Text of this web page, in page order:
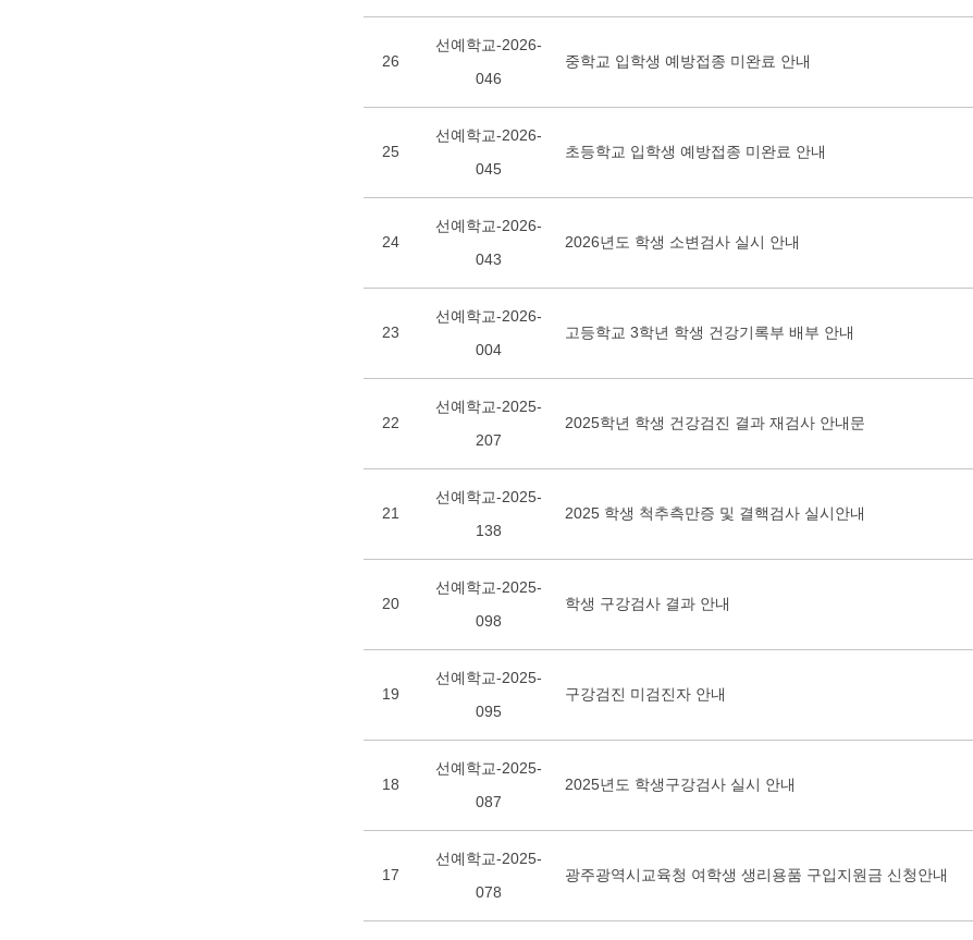
26
선예학교-2026-
046
중학교 입학생 예방접종 미완료 안내
25
선예학교-2026-
045
초등학교 입학생 예방접종 미완료 안내
24
선예학교-2026-
043
2026년도 학생 소변검사 실시 안내
23
선예학교-2026-
004
고등학교 3학년 학생 건강기록부 배부 안내
22
선예학교-2025-
207
2025학년 학생 건강검진 결과 재검사 안내문
21
선예학교-2025-
138
2025 학생 척추측만증 및 결핵검사 실시안내
20
선예학교-2025-
098
학생 구강검사 결과 안내
19
선예학교-2025-
095
구강검진 미검진자 안내
18
선예학교-2025-
087
2025년도 학생구강검사 실시 안내
17
선예학교-2025-
078
광주광역시교육청 여학생 생리용품 구입지원금 신청안내